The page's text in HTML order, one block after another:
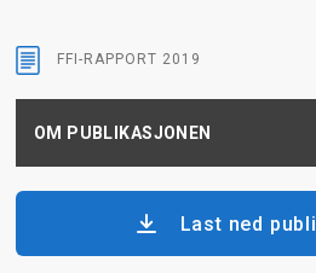
FFI-RAPPORT 2019
OM PUBLIKASJONEN
Last ned